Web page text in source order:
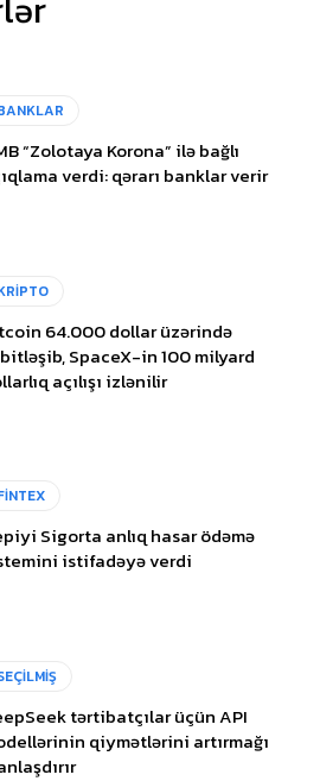
“Zolotaya Korona” ilə bağlı
verdi: qərarı banklar verir
64.000 dollar üzərində
SpaceX-in 100 milyard
açılışı izlənilir
Sigorta anlıq hasar ödəmə
istifadəyə verdi
tərtibatçılar üçün API
qiymətlərini artırmağı